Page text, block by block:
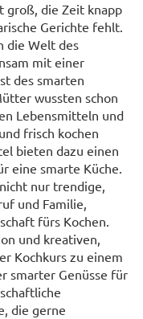
groß, die Zeit knapp
Gerichte fehlt.
die Welt des
mit einer
des smarten
wussten schon
Lebensmitteln und
frisch kochen
bieten dazu einen
eine smarte Küche.
nur trendige,
und Familie,
fürs Kochen.
und kreativen,
Kochkurs zu einem
smarter Genüsse für
die gerne